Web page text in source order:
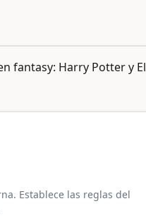
fantasy: Harry Potter y El
Establece las reglas del